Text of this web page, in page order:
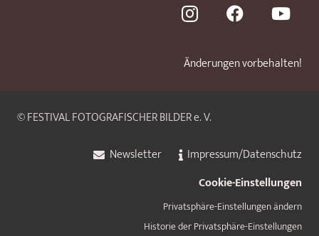
Änderungen vorbehalten!
© FESTIVAL FOTOGRAFISCHER BILDER e. V.
Newsletter
Impressum/Datenschutz
Cookie-Einstellungen
Privatsphäre-Einstellungen ändern
Historie der Privatsphäre-Einstellungen